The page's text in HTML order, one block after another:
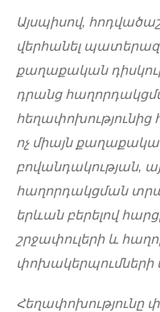
Այսպիսով,
վերհանել
քաղաքական
դրանց
հեղափոխությունից
ոչ միայն
բովանդակության,
հաղորդակցման
երևան բերելով
շրջափուլերի և
փոխակերպումների
Հեղափոխությունը